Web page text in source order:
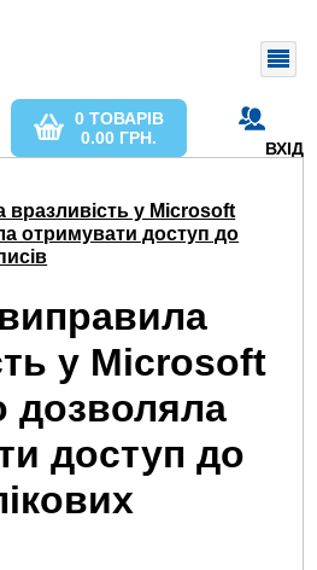
ВХІД
0 ТОВАРІВ
0.00 ГРН.
у Microsoft
отримувати доступ до
у Microsoft
дозволяла
доступ до